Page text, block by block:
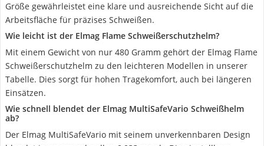
Größe gewährleistet eine klare und ausreichende Sicht auf die
Arbeitsfläche für präzises Schweißen.
Wie leicht ist der Elmag Flame Schweißerschutzhelm?
Mit einem Gewicht von nur 480 Gramm gehört der Elmag Flame
Schweißerschutzhelm zu den leichteren Modellen in unserer
Tabelle. Dies sorgt für hohen Tragekomfort, auch bei längeren
Einsätzen.
Wie schnell blendet der Elmag MultiSafeVario Schweißhelm
ab?
Der Elmag MultiSafeVario mit seinem unverkennbaren Design